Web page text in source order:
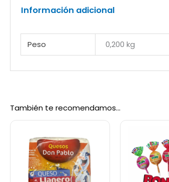
Información adicional
Peso 0,200 kg
También te recomendamos…